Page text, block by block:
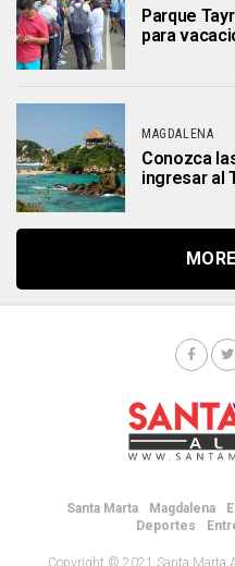
Parque
para
MAGDALENA
Conozca
ingresar al
Santa Marta Magdalena
Deportes
Copyright © 2021 Santa Marta